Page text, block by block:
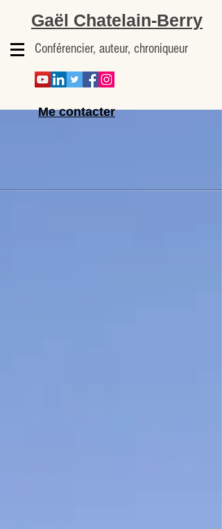
Gaël Chatelain-Berry
Conférencier, auteur, chroniqueur
Me contacter